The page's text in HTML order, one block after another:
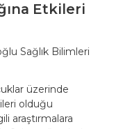
Etkileri
Sağlık Bilimleri
üzerinde
olduğu
araştırmalara